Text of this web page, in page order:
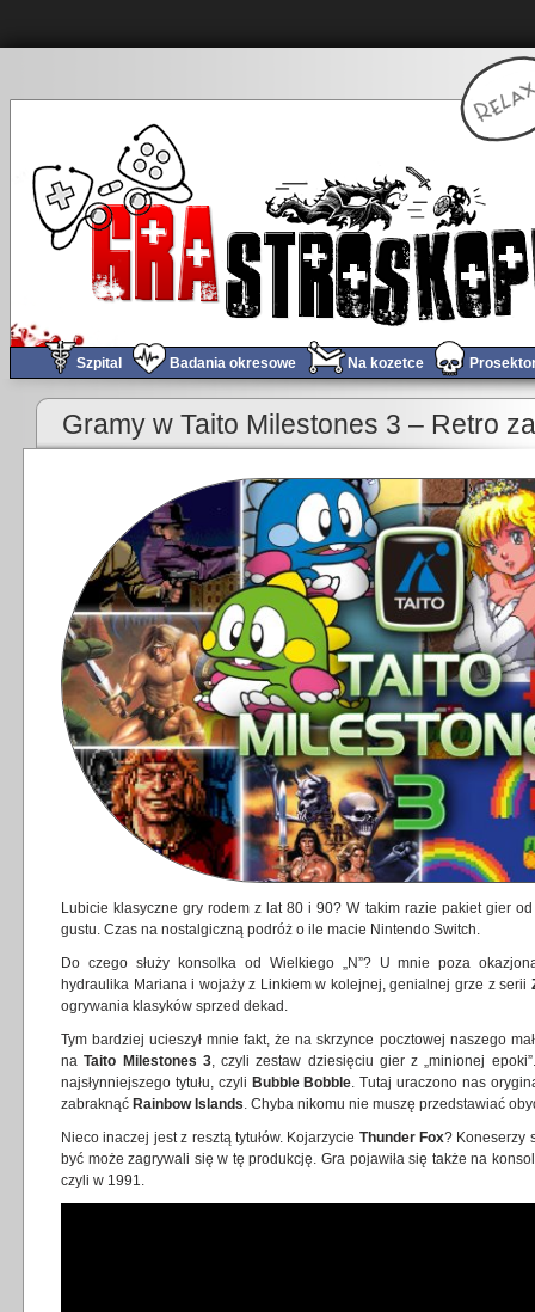
Szpital Badania okresowe Na kozetce
Obchód tygodnia #665 – Indiana Jones!
Gramy w Taito Milestones 3 – Retro
Lubicie klasyczne gry rodem z lat 80 i 90? W takim razie pakiet gier
gustu. Czas na nostalgiczną podróż o ile macie Nintendo Switch.
Do czego służy konsolka od Wielkiego „N”? U mnie poza
hydraulika Mariana i wojaży z Linkiem w kolejnej, genialnej grze z serii
ogrywania klasyków sprzed dekad.
Tym bardziej ucieszył mnie fakt, że na skrzynce pocztowej naszego
naTaito Milestones 3, czyli zestaw dziesięciu gier z „minionej
najsłynniejszego tytułu, czyli Bubble Bobble. Tutaj uraczono nas
zabraknąć Rainbow Islands. Chyba nikomu nie muszę przedstawiać
Nieco inaczej jest z resztą tytułów. Kojarzycie Thunder Fox? Koneserzy
być może zagrywali się w tę produkcję. Gra pojawiła się także na
czyli w 1991.